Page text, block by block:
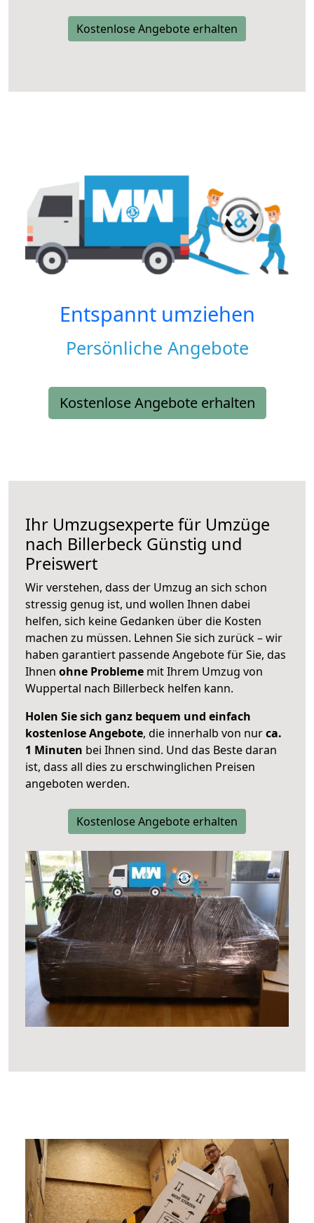
Kostenlose Angebote erhalten
Entspannt umziehen
Persönliche Angebote
Kostenlose Angebote erhalten
Ihr Umzugsexperte für Umzüge
nach Billerbeck Günstig und
Preiswert
Wir verstehen, dass der Umzug an sich schon
stressig genug ist, und wollen Ihnen dabei
helfen, sich keine Gedanken über die Kosten
machen zu müssen. Lehnen Sie sich zurück – wir
haben garantiert passende Angebote für Sie, das
Ihnen ohne Probleme mit Ihrem Umzug von
Wuppertal nach Billerbeck helfen kann.
Holen Sie sich ganz bequem und einfach
kostenlose Angebote, die innerhalb von nurca.
1 Minuten bei Ihnen sind. Und das Beste daran
ist, dass all dies zu erschwinglichen Preisen
angeboten werden.
Kostenlose Angebote erhalten